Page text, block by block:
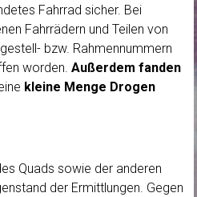
Fahrrad sicher. Bei
Fahrrädern und Teilen von
bzw. Rahmennummern
worden. Außerdem fanden
kleine Menge Drogen
Quads sowie der anderen
der Ermittlungen. Gegen